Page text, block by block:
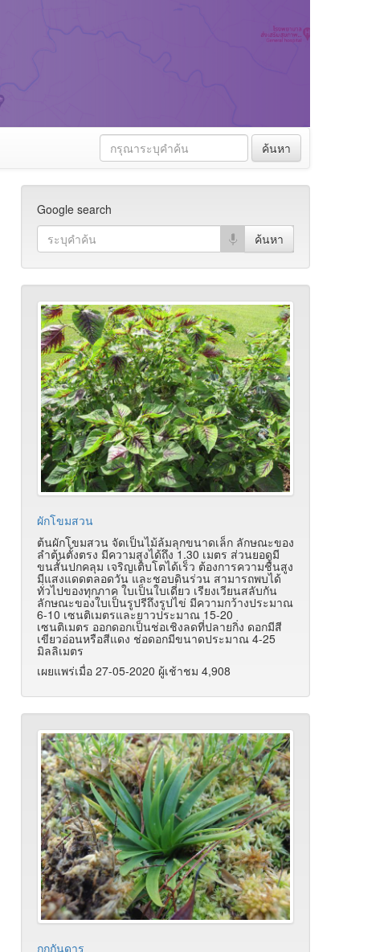
ค้นหา
Google search
ผักโขมสวน
ต้นผักโขมสวน จัดเป็นไม้ล้มลุกขนาดเล็ก ลักษณะของ
ลำต้นตั้งตรง มีความสูงได้ถึง 1.30 เมตร ส่วนยอดมี
ขนสั้นปกคลุม เจริญเติบโตได้เร็ว ต้องการความชื้นสูง
มีแสงแดดตลอดวัน และชอบดินร่วน สามารถพบได้
ทั่วไปของทุกภาค ใบเป็นใบเดี่ยว เรียงเวียนสลับกัน
ลักษณะของใบเป็นรูปรีถึงรูปไข่ มีความกว้างประมาณ
6-10 เซนติเมตรและยาวประมาณ 15-20
เซนติเมตร ออกดอกเป็นช่อเชิงลดที่ปลายกิ่ง ดอกมีสี
เขียวอ่อนหรือสีแดง ช่อดอกมีขนาดประมาณ 4-25
มิลลิเมตร
เผยแพร่เมื่อ 27-05-2020 ผู้เช้าชม 4,908
กกกันดาร